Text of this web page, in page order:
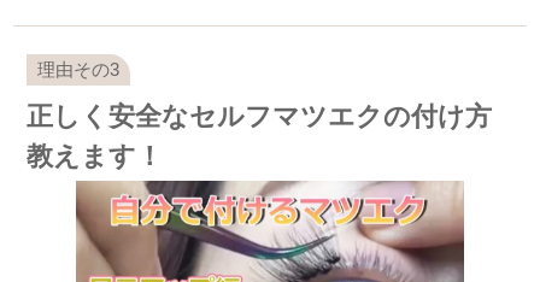
正しく安全なセルフマツエクの付け方
教えます！